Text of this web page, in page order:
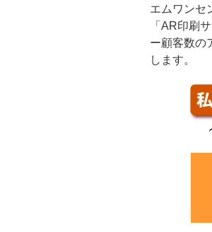
エムワンセ
「AR印刷
ー顧客数の
します。